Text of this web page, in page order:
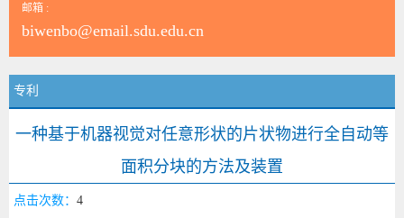
邮箱 :
biwenbo@email.sdu.edu.cn
专利
一种基于机器视觉对任意形状的片状物进行全自动等
面积分块的方法及装置
点击次数： 4